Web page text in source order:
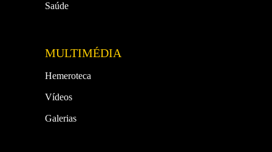
Saúde
MULTIMÉDIA
Hemeroteca
Vídeos
Galerias